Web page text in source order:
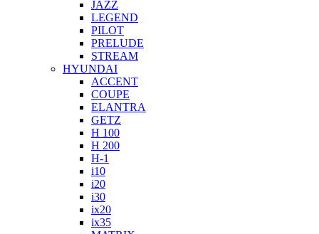
JAZZ
LEGEND
PILOT
PRELUDE
STREAM
HYUNDAI
ACCENT
COUPE
ELANTRA
GETZ
H 100
H 200
H-1
i10
i20
i30
ix20
ix35